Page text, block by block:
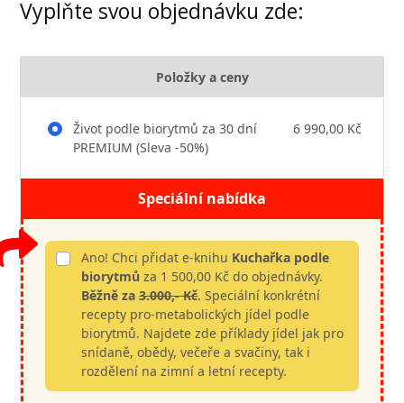
Vyplňte svou objednávku zde:
Položky a ceny
Život podle biorytmů za 30 dní
PREMIUM (Sleva -50%)
6 990,00 Kč
Speciální nabídka
Ano! Chci přidat e-knihu Kuchařka podle
biorytmů za 1 500,00 Kč do objednávky.
Běžně za3.000,- Kč. Speciální konkrétní
recepty pro-metabolických jídel podle
biorytmů. Najdete zde příklady jídel jak pro
snídaně, obědy, večeře a svačiny, tak i
rozdělení na zimní a letní recepty.